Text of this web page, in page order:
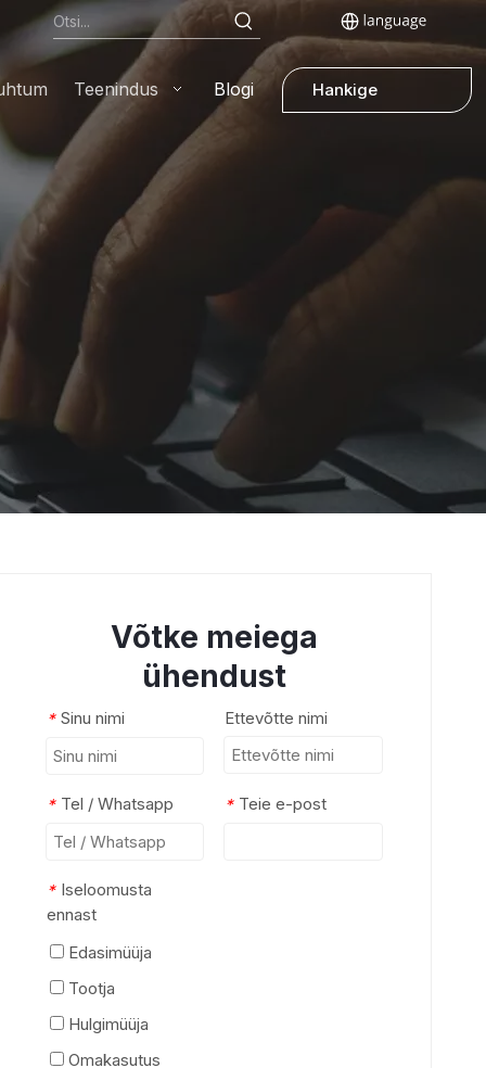
Teenindus Blogi Hankige
Võtke meiega
ühendust
* Sinu nimi Ettevõtte nimi
* Tel / Whatsapp * Teie e-post
* Iseloomusta
ennast
Edasimüüja
Tootja
Hulgimüüja
Omakasutus